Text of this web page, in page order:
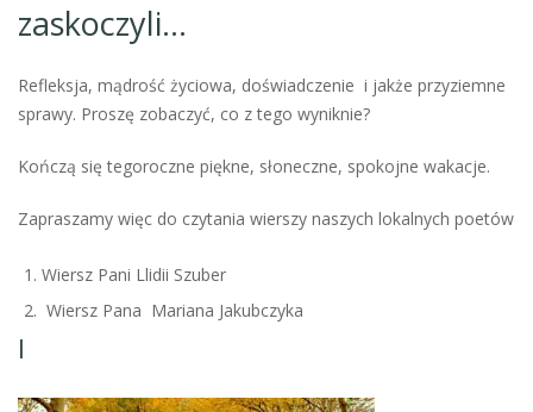
zaskoczyli…
Refleksja, mądrość życiowa, doświadczenie i jakże przyziemne
sprawy. Proszę zobaczyć, co z tego wyniknie?
Kończą się tegoroczne piękne, słoneczne, spokojne wakacje.
Zapraszamy więc do czytania wierszy naszych lokalnych poetów
Wiersz Pani Llidii Szuber
Wiersz Pana Mariana Jakubczyka
I